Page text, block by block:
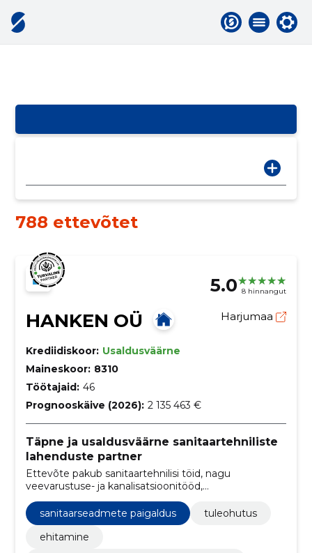
788 ettevõtet
5.0 8 hinnangut
HANKEN OÜ Harjumaa
Krediidiskoor: Usaldusväärne
Maineskoor: 8310
Töötajaid: 46
Prognooskäive (2026): 2 135 463 €
Täpne ja usaldusväärne sanitaartehniliste
lahenduste partner
Ettevõte pakub sanitaartehnilisi töid, nagu
veevarustuse- ja kanalisatsioonitööd,
ventilatsioonitööd, soojuspumpade ja
konditsioneeride paigaldust ning sprinkler- ja
tuletõrjevoolikusüsteemide projekteerimist ja
paigaldust
sanitaarseadmete paigaldus
tuleohutus
ehitamine